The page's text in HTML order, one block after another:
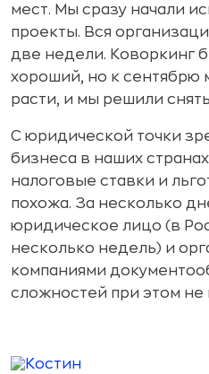
мест. Мы сразу начали
проекты. Вся
две недели. Коворкинг
хороший, но к сентябрю
расти, и мы решили
С юридической точки
бизнеса в наших
налоговые ставки и
похожа. За несколько
юридическое лицо (в
несколько недель) и
компаниями
сложностей при этом не